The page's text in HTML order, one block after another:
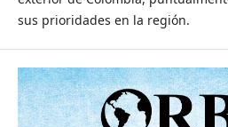
sus prioridades en la región.